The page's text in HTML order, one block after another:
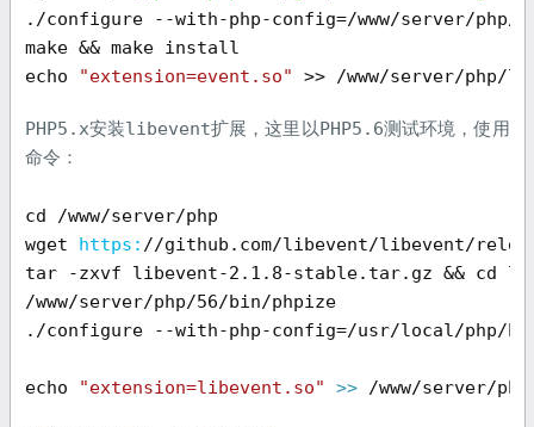
./configure --with-php-config=/www/server/php/
make && make install
echo
"extension=event.so" >> /www/server/php/70
PHP5.x安装libevent扩展，这里以 PHP5.6测试环境，使用
命令：
cd /www/server/php
wget
https: //github.com/libevent/libevent/
tar -zxvf libevent-2.1 . 8-stable.tar.gz && cd
/www/server/php/56/bin/phpize
./configure --with-php-config=/usr/local/php/
echo "extension=libevent.so" >> /www/server/